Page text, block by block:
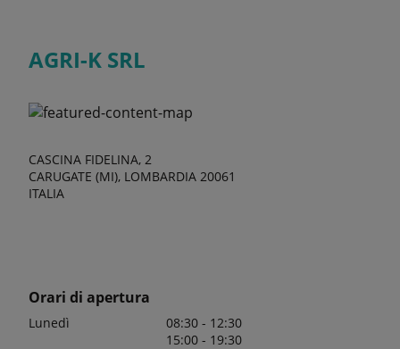
AGRI-K SRL
CASCINA FIDELINA, 2
CARUGATE (MI), LOMBARDIA 20061
ITALIA
Orari di apertura
Lunedì
08:30 - 12:30
15:00 - 19:30